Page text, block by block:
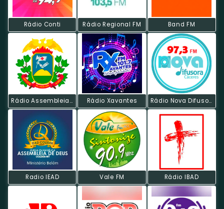
Rádio Conti Rádio Regional FM Band FM
Rádio Assembleia FM Rádio Xavantes Rádio Nova Difusora
Radio IEAD Vale FM Rádio IBAD